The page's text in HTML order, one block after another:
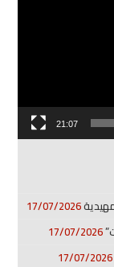
21:07
17/07/2026
17/07/2026
17/07/2026